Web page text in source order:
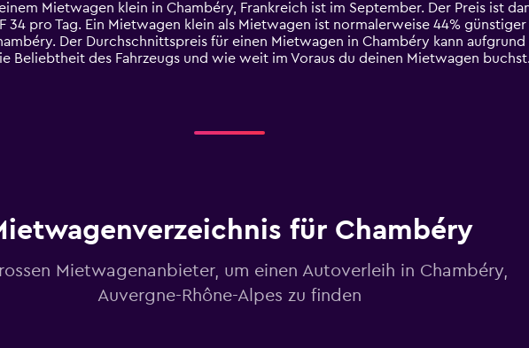
Mietwagen klein in Chambéry, Frankreich ist im September. Der Preis ist
34 pro Tag. Ein Mietwagen klein als Mietwagen ist normalerweise 44% günstiger
Der Durchschnittspreis für einen Mietwagen in Chambéry kann aufgrund
Beliebtheit des Fahrzeugs und wie weit im Voraus du deinen Mietwagen buchst.
für Chambéry
Mietwagenanbieter, um einen Autoverleih in Chambéry,
Auvergne-Rhône-Alpes zu finden